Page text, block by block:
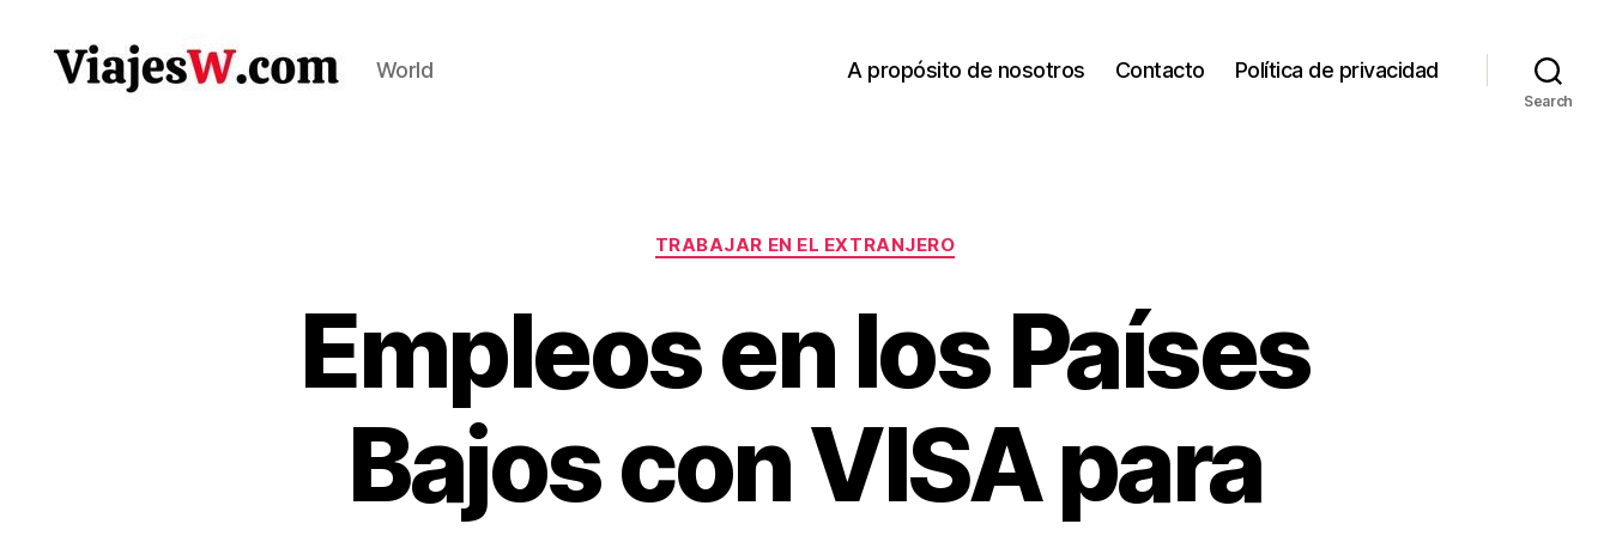
World A propósito de nosotros Contacto Política de privacidad
Search
Categories
TRABAJAR EN EL EXTRANJERO
Empleos en los Países
Bajos con VISA para